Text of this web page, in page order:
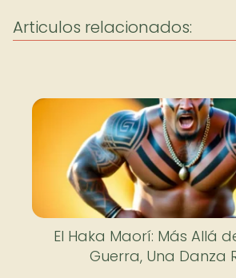
Articulos relacionados:
El Haka Maorí: Más Allá
Guerra, Una Danza